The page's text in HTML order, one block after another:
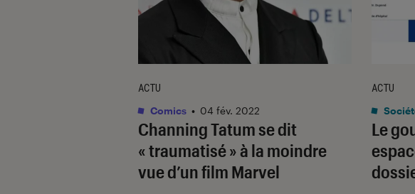
Channing Tatum se dit
« traumatisé » à la moindre
vue d’un film Marvel
ACTU
Comics • 04 fév. 2022
Le
ACTU